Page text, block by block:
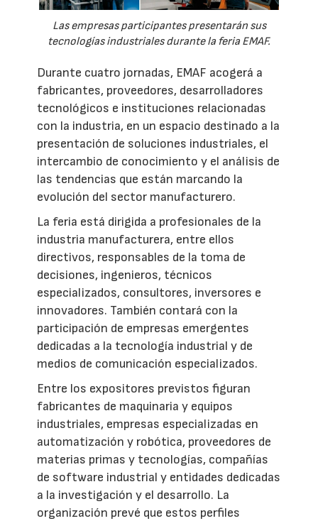
Las empresas participantes presentarán sus
tecnologías industriales durante la feria EMAF.
Durante cuatro jornadas, EMAF acogerá a
fabricantes, proveedores, desarrolladores
tecnológicos e instituciones relacionadas
con la industria, en un espacio destinado a la
presentación de soluciones industriales, el
intercambio de conocimiento y el análisis de
las tendencias que están marcando la
evolución del sector manufacturero.
La feria está dirigida a profesionales de la
industria manufacturera, entre ellos
directivos, responsables de la toma de
decisiones, ingenieros, técnicos
especializados, consultores, inversores e
innovadores. También contará con la
participación de empresas emergentes
dedicadas a la tecnología industrial y de
medios de comunicación especializados.
Entre los expositores previstos figuran
fabricantes de maquinaria y equipos
industriales, empresas especializadas en
automatización y robótica, proveedores de
materias primas y tecnologías, compañías
de software industrial y entidades dedicadas
a la investigación y el desarrollo. La
organización prevé que estos perfiles